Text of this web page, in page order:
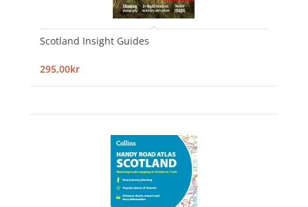
Scotland Insight Guides
295,00kr